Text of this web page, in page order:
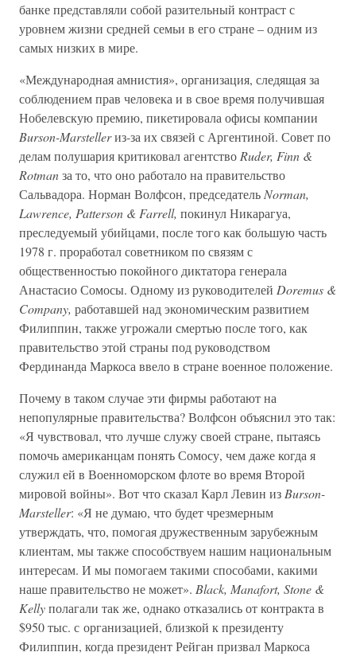
банке представляли собой разительный контраст с
уровнем жизни средней семьи в его стране – одним из
самых низких в мире.
«Международная амнистия», организация, следящая за
соблюдением прав человека и в свое время получившая
Нобелевскую премию, пикетировала офисы компании
Burson-Marstellerиз-за их связей с Аргентиной. Совет по
делам полушария критиковал агентство Ruder, Finn &
Rotmanза то, что оно работало на правительство
Сальвадора. Норман Волфсон, председатель Norman,
Lawrence, Patterson & Farrell, покинул Никарагуа,
преследуемый убийцами, после того как большую часть
1978 г. проработал советником по связям с
общественностью покойного диктатора генерала
Анастасио Сомосы. Одному из руководителей Doremus &
Company, работавшей над экономическим развитием
Филиппин, также угрожали смертью после того, как
правительство этой страны под руководством
Фердинанда Маркоса ввело в стране военное положение.
Почему в таком случае эти фирмы работают на
непопулярные правительства? Волфсон объяснил это так:
«Я чувствовал, что лучше служу своей стране, пытаясь
помочь американцам понять Сомосу, чем даже когда я
служил ей в Военноморском флоте во время Второй
мировой войны». Вот что сказал Карл Левин из Burson-
Marsteller: «Я не думаю, что будет чрезмерным
утверждать, что, помогая дружественным зарубежным
клиентам, мы также способствуем нашим национальным
интересам. И мы помогаем такими способами, какими
наше правительство не может». Black, Manafort, Stone &
Kellyполагали так же, однако отказались от контракта в
$950 тыс. с организацией, близкой к президенту
Филиппин, когда президент Рейган призвал Маркоса